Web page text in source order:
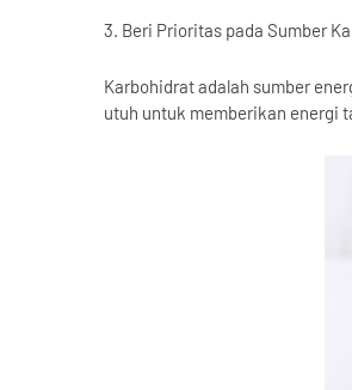
3. Beri Prioritas pada Sumber
Karbohidrat adalah sumber
utuh untuk memberikan energi